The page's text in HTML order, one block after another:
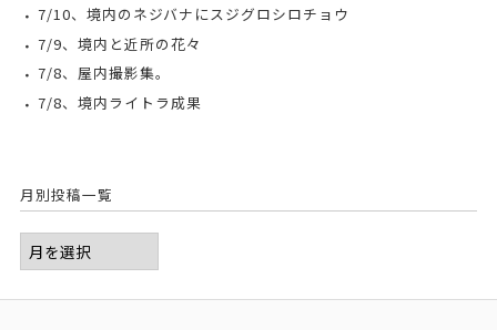
7/10、境内のネジバナにスジグロシロチョウ
7/9、境内と近所の花々
7/8、屋内撮影集。
7/8、境内ライトラ成果
月別投稿一覧